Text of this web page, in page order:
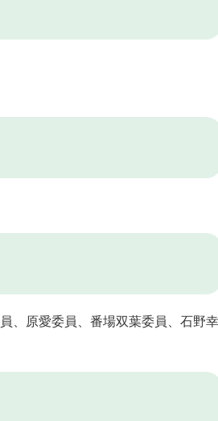
、原愛委員、番場双葉委員、石野幸